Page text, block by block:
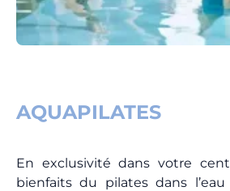
AQUAPILATES
En exclusivité dans votre
bienfaits du pilates dans